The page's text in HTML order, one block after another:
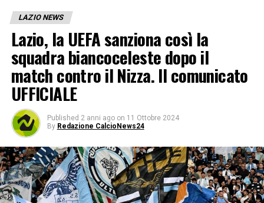
LAZIO NEWS
Lazio, la UEFA sanziona così la
squadra biancoceleste dopo il
match contro il Nizza. Il comunicato
UFFICIALE
Published 2 anni ago on 11 Ottobre 2024
By Redazione CalcioNews24